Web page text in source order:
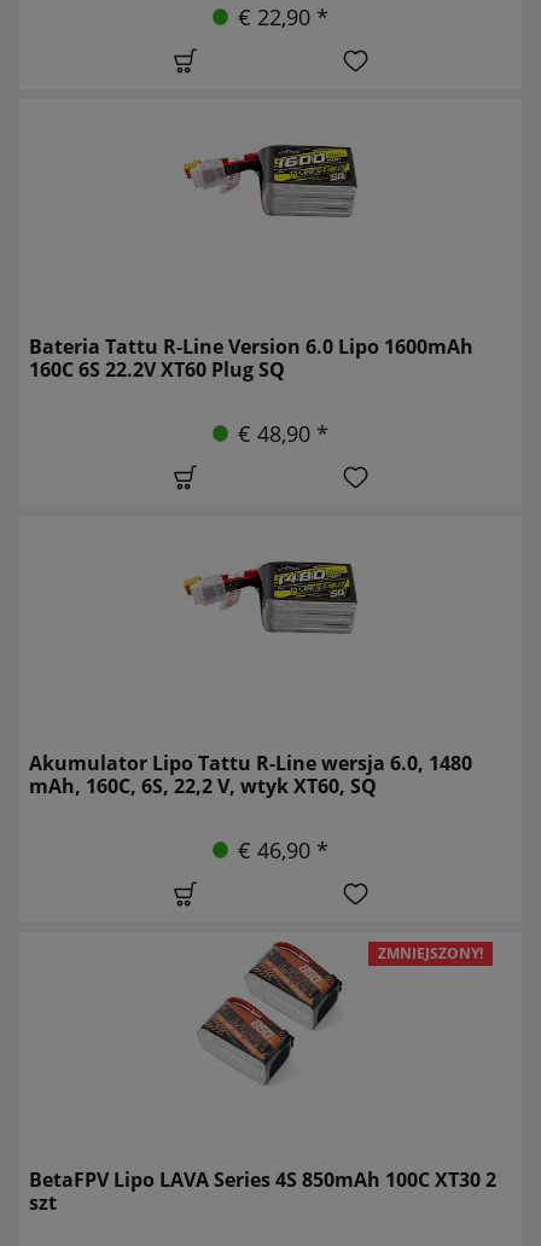
€ 22,90 *
Bateria Tattu R-Line Version 6.0 Lipo 1600mAh
160C 6S 22.2V XT60 Plug SQ
€ 48,90 *
Akumulator Lipo Tattu R-Line wersja 6.0, 1480
mAh, 160C, 6S, 22,2 V, wtyk XT60, SQ
€ 46,90 *
ZMNIEJSZONY!
BetaFPV Lipo LAVA Series 4S 850mAh 100C XT30 2
szt